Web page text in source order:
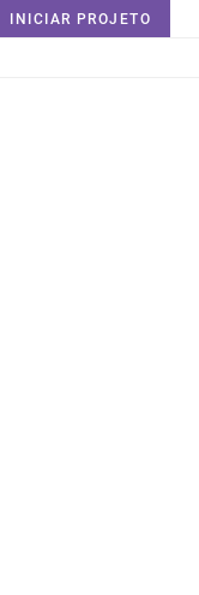
INICIAR PROJETO